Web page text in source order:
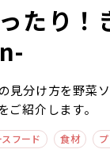
たり
分け方を野菜
紹介します。
フード 食材